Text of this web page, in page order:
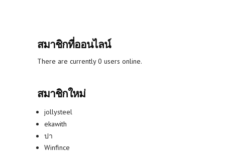
สมาชิกที่ออนไลน์
There are currently 0 users online.
สมาชิกใหม่
jollysteel
ekawith
ปา
Winfince